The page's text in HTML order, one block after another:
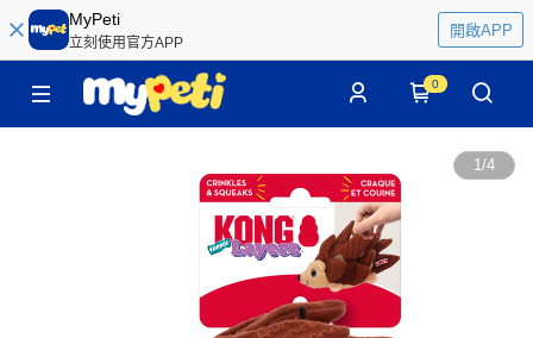
MyPeti
立刻使用官方APP
開啟APP
0
1/4